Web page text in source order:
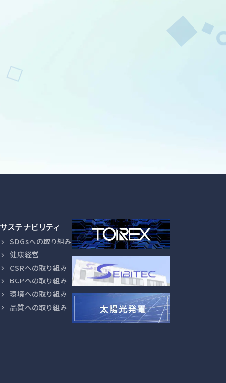
サステナビリティ
SDGsへの取り組み
健康経営
CSRへの取り組み
BCPへの取り組み
環境への取り組み
品質への取り組み